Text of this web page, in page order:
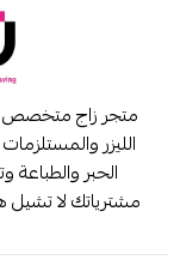
متجر زاج متخصص
الليزر
مشترياتك لا تشيل